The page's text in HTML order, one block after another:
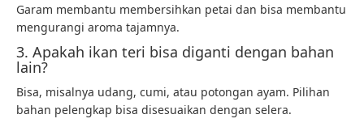
Garam membantu membersihkan petai dan bisa membantu
mengurangi aroma tajamnya.
3. Apakah ikan teri bisa diganti dengan bahan
lain?
Bisa, misalnya udang, cumi, atau potongan ayam. Pilihan
bahan pelengkap bisa disesuaikan dengan selera.